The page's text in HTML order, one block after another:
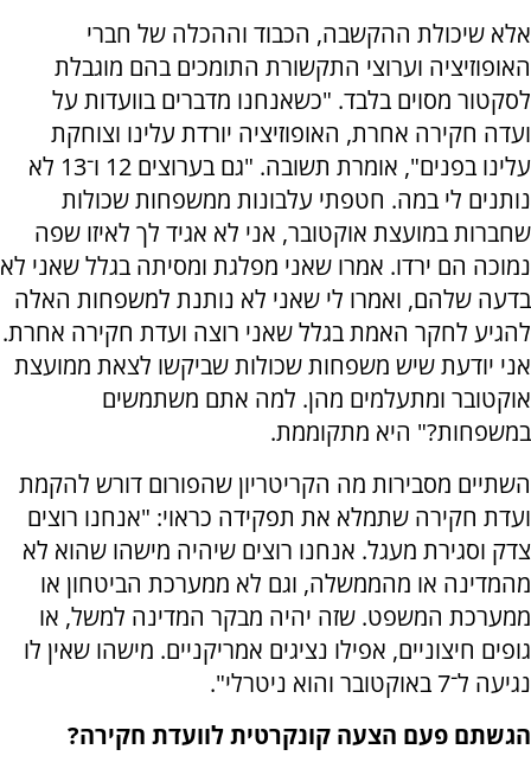
אלא שיכולת ההקשבה, הכבוד וההכלה של חברי
האופוזיציה וערוצי התקשורת התומכים בהם מוגבלת
לסקטור מסוים בלבד. "כשאנחנו מדברים בוועדות על
ועדה חקירה אחרת, האופוזיציה יורדת עלינו וצוחקת
עלינו בפנים", אומרת תשובה. "גם בערוצים 12 ו־13 לא
נותנים לי במה. חטפתי עלבונות ממשפחות שכולות
שחברות במועצת אוקטובר, אני לא אגיד לך לאיזו שפה
נמוכה הם ירדו. אמרו שאני מפלגת ומסיתה בגלל שאני לא
בדעה שלהם, ואמרו לי שאני לא נותנת למשפחות האלה
להגיע לחקר האמת בגלל שאני רוצה ועדת חקירה אחרת.
אני יודעת שיש משפחות שכולות שביקשו לצאת ממועצת
אוקטובר ומתעלמים מהן. למה אתם משתמשים
במשפחות?" היא מתקוממת.
השתיים מסבירות מה הקריטריון שהפורום דורש להקמת
ועדת חקירה שתמלא את תפקידה כראוי: "אנחנו רוצים
צדק וסגירת מעגל. אנחנו רוצים שיהיה מישהו שהוא לא
מהמדינה או מהממשלה, וגם לא ממערכת הביטחון או
ממערכת המשפט. שזה יהיה מבקר המדינה למשל, או
גופים חיצוניים, אפילו נציגים אמריקניים. מישהו שאין לו
נגיעה ל־7 באוקטובר והוא ניטרלי".
הגשתם פעם הצעה קונקרטית לוועדת חקירה?